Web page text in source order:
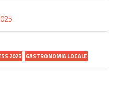
2025 GASTRONOMIA LOCALE